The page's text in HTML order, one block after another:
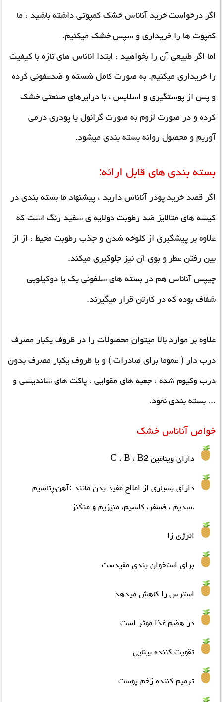
اگر درخواست خرید آناناس خشک کمپوتی داشته باشید ، ما
کمپوت ها را خریداری و سپس خشک میکنیم.
اما اگر طبیعی آن را بخواهید ، ابتدا اناناس های تازه با کیفیت
را خریداری میکنیم. به صورت کامل شسته و ضدعفونی کرده
و پس از پوستگیری و اسلایس ، با درایرهای صنعتی خشک
کرده و در صورت لزوم به صورت گرانول یا پودری درمی
آوریم و محصول روانه بسته بندی میشود.
بسته بندی های قابل ارائه:
اگر قصد خرید پودر آناناس دارید ، پیشنهاد ما بسته بندی در
کیسه های متالایز ضد رطوبت دولایه ی سفید رنگ است که
علاوه بر پیشگیری از کلوخه شدن و جذب رطوبت محیط ، از از
بین رفتن عطر و بوی آن نیز جلوگیری میکند.
چیپس آناناس هم در بسته های سلفونی یک یا دوکیلویی
شفاف بوده که در کارتن قرار میگیرند.
علاوه بر موارد بالا میتوان محصولات را در ظروف یکبار مصرف
درب دار ( عموما برای صادرات ) و یا ظروف یکبار مصرف بدون
درب وکیوم شده ، جعبه های مقوایی ، پاکت های ساندیسی و
... بسته بندی نمود.
خواص آناناس خشک
دارای ویتامین C ، B ، B2
دارای بسیاری از املاح مفید بدن مانند :آهن،پتاسیم
،سدیم ، فسفر، کلسیم، منیزیم و منگنز
انرژی زا
برای استخوان بندی مفیدست
استرس را کاهش میدهد
در هضم غذا موثر است
تقویت کننده بینایی
ترمیم کننده زخم پوست